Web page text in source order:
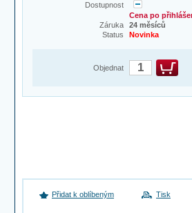
Dostupnost
Cena po
Záruka
24 měsíců
Status
Novinka
Objednat
Přidat k oblíbeným Tisk